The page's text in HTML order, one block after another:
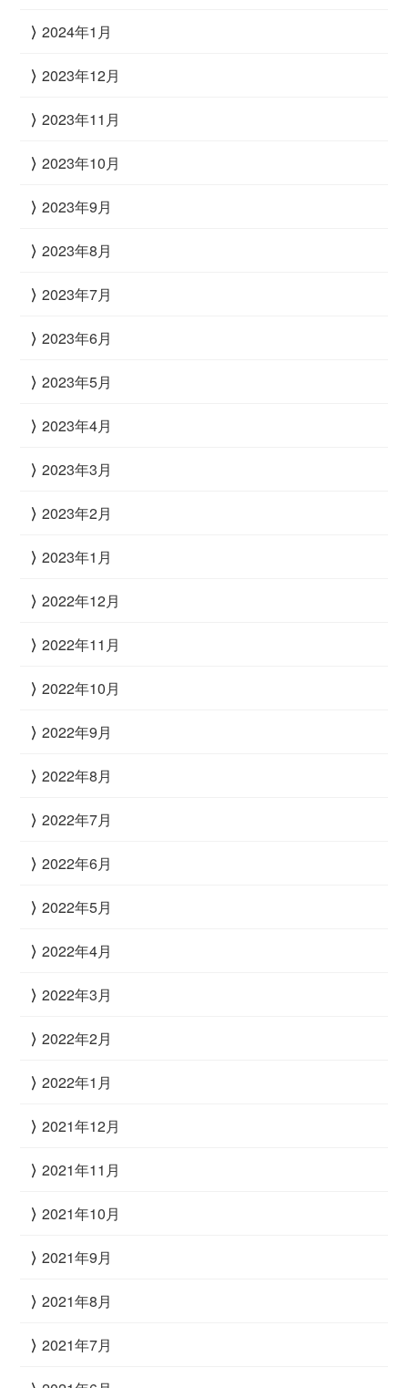
2024年1月
2023年12月
2023年11月
2023年10月
2023年9月
2023年8月
2023年7月
2023年6月
2023年5月
2023年4月
2023年3月
2023年2月
2023年1月
2022年12月
2022年11月
2022年10月
2022年9月
2022年8月
2022年7月
2022年6月
2022年5月
2022年4月
2022年3月
2022年2月
2022年1月
2021年12月
2021年11月
2021年10月
2021年9月
2021年8月
2021年7月